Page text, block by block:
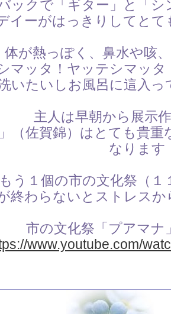
ックで「ギター」と「
イーがはっきりしてと
体が熱っぽく、鼻水や咳
マッタ！ヤッテシマッ
いたいしお風呂に這入
主人は早朝から展示
」（佐賀錦）はとても貴
なります
う１個の市の文化祭（
終わらないとストレス
市の文化祭「プアマナ
www.youtube.com/